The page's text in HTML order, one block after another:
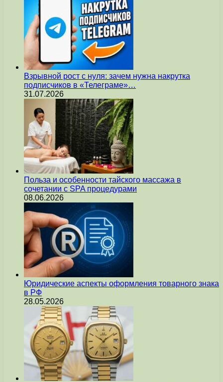
Взрывной рост с нуля: зачем нужна накрутка
подписчиков в «Телеграме»…
31.07.2026
Польза и особенности тайского массажа в
сочетании с SPA процедурами
08.06.2026
Юридические аспекты оформления товарного знака
в РФ
28.05.2026